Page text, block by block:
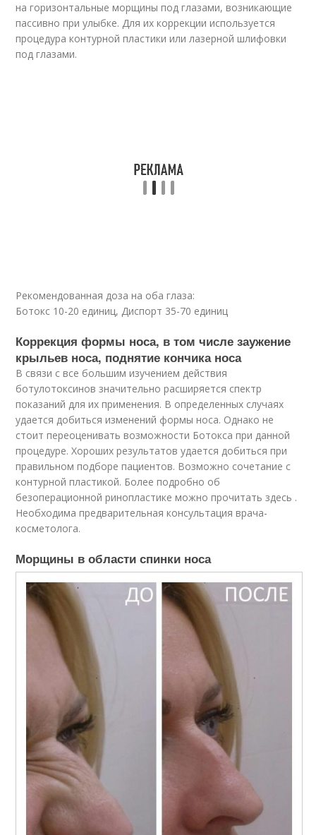
на горизонтальные морщины под глазами, возникающие
пассивно при улыбке. Для их коррекции используется
процедура контурной пластики или лазерной шлифовки
под глазами.
Рекомендованная доза на оба глаза:
Ботокс 10-20 единиц, Диспорт 35-70 единиц
Коррекция формы носа, в том числе заужение
крыльев носа, поднятие кончика носа
В связи с все большим изучением действия
ботулотоксинов значительно расширяется спектр
показаний для их применения. В определенных случаях
удается добиться изменений формы носа. Однако не
стоит переоценивать возможности Ботокса при данной
процедуре. Хороших результатов удается добиться при
правильном подборе пациентов. Возможно сочетание с
контурной пластикой. Более подробно об
безоперационной ринопластике можно прочитать здесь .
Необходима предварительная консультация врача-
косметолога.
Морщины в области спинки носа